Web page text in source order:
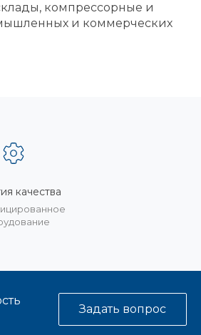
компрессорные и
и коммерческих
качества
Задать вопрос